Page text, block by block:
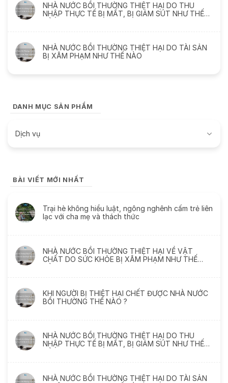
NHÀ NƯỚC BỒI THƯỜNG THIỆT HẠI DO THU
NHẬP THỰC TẾ BỊ MẤT, BỊ GIẢM SÚT NHƯ THẾ
NHÀ NƯỚC BỒI THƯỜNG THIỆT HẠI DO TÀI SẢN
BỊ XÂM PHẠM NHƯ THẾ NÀO
DANH MỤC SẢN PHẨM
Dịch vụ
BÀI VIẾT MỚI NHẤT
Trại hè không hiểu luật, ngông nghênh cấm trẻ liên
lạc với cha mẹ và thách thức
NHÀ NƯỚC BỒI THƯỜNG THIỆT HẠI VỀ VẬT
CHẤT DO SỨC KHỎE BỊ XÂM PHẠM NHƯ THẾ
KHI NGƯỜI BỊ THIỆT HẠI CHẾT ĐƯỢC NHÀ NƯỚC
BỒI THƯỜNG THẾ NÀO ?
NHÀ NƯỚC BỒI THƯỜNG THIỆT HẠI DO THU
NHẬP THỰC TẾ BỊ MẤT, BỊ GIẢM SÚT NHƯ THẾ
NHÀ NƯỚC BỒI THƯỜNG THIỆT HẠI DO TÀI SẢN